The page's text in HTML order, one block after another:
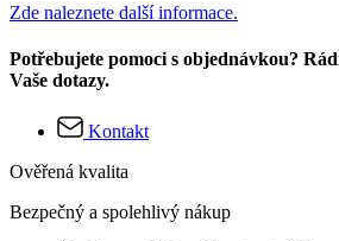
Zde naleznete další informace.
Potřebujete pomoci s objednávkou?
Vaše dotazy.
Kontakt
Ověřená kvalita
Bezpečný a spolehlivý nákup